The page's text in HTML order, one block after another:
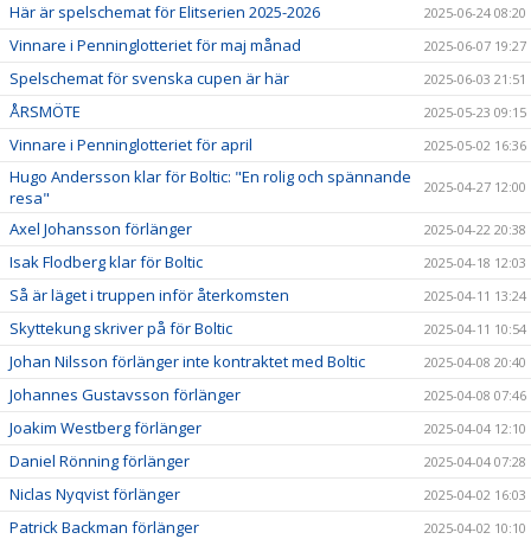
Här är spelschemat för Elitserien 2025-2026 2025-06-24 08:20
Vinnare i Penninglotteriet för maj månad 2025-06-07 19:27
Spelschemat för svenska cupen är här 2025-06-03 21:51
ÅRSMÖTE 2025-05-23 09:15
Vinnare i Penninglotteriet för april 2025-05-02 16:36
Hugo Andersson klar för Boltic: "En rolig och spännande
resa"
2025-04-27 12:00
Axel Johansson förlänger 2025-04-22 20:38
Isak Flodberg klar för Boltic 2025-04-18 12:03
Så är läget i truppen inför återkomsten 2025-04-11 13:24
Skyttekung skriver på för Boltic 2025-04-11 10:54
Johan Nilsson förlänger inte kontraktet med Boltic 2025-04-08 20:40
Johannes Gustavsson förlänger 2025-04-08 07:46
Joakim Westberg förlänger 2025-04-04 12:10
Daniel Rönning förlänger 2025-04-04 07:28
Niclas Nyqvist förlänger 2025-04-02 16:03
Patrick Backman förlänger 2025-04-02 10:10